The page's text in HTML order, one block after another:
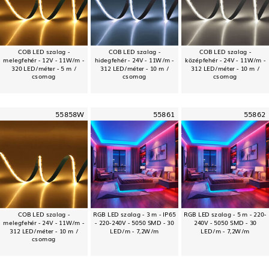
COB LED szalag -
melegfehér - 12V - 11W/m -
320 LED/méter - 5 m /
csomag
COB LED szalag -
hidegfehér - 24V - 11W/m -
312 LED/méter - 10 m /
csomag
COB LED szalag -
középfehér - 24V - 11W/m -
312 LED/méter - 10 m /
csomag
55858W
COB LED szalag -
melegfehér - 24V - 11W/m -
312 LED/méter - 10 m /
csomag
55861
RGB LED szalag - 3 m - IP65
- 220-240V - 5050 SMD - 30
LED/m - 7,2W/m
55862
RGB LED szalag - 5 m - 220-
240V - 5050 SMD - 30
LED/m - 7,2W/m